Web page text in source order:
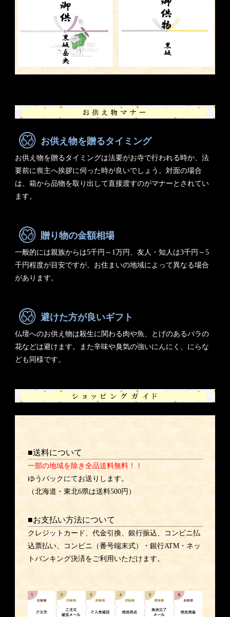
お供え物を贈るタイミング
お供え物を贈るタイミングは法要がお寺で行われる時か、法
要前に喪主へ挨拶に伺った時が良いでしょう。対面の場合
は、箱から品物を取り出して直接渡すのがマナーとされてい
ます。
贈り物の金額相場
一般的には親族からは5千円～1万円、友人・知人は3千円～5
千円程度が目安ですが、お住まいの地域によって異なる場合
があります。
避けた方が良いギフト
仏壇へのお供え物は殺生に関わる肉や魚、とげのあるバラの
花などは避けます。また辛味や臭気の強いにんにく、にらな
ども同様です。
■送料について
一部の地域を除き全品送料無料！！
ゆうパックにてお送りします。
（北海道・東北6県は送料500円）
■お支払い方法について
クレジットカード、代金引換、銀行振込、コンビニ払
込票払い、コンビニ（番号端末式）・銀行ATM・ネッ
トバンキング決済をご利用いただけます。